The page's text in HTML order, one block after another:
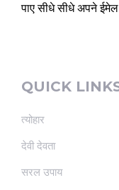
पाए सीधे सीधे अपने
QUICK
त्योहार
देवी देवता
सरल उपाय